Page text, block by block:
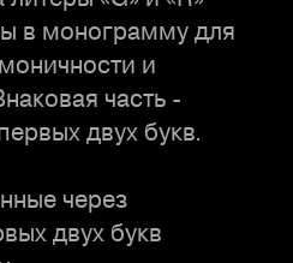
в монограмму для
и
часть -
двух букв.
через
двух букв